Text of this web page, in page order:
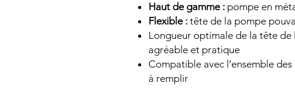
Haut de gamme : pompe en
Flexible : tête de la pompe
Longueur optimale de la tête
agréable et pratique
Compatible avec l’ensemble
à remplir